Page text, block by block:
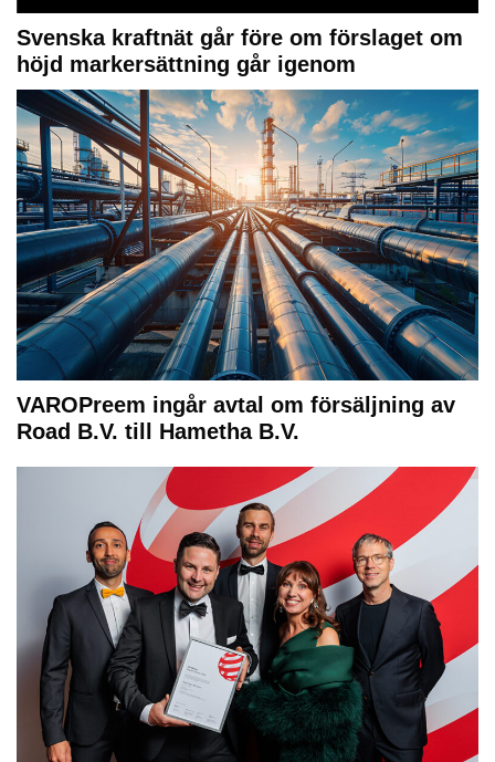
Svenska kraftnät går före om förslaget om
höjd markersättning går igenom
VAROPreem ingår avtal om försäljning av
Road B.V. till Hametha B.V.